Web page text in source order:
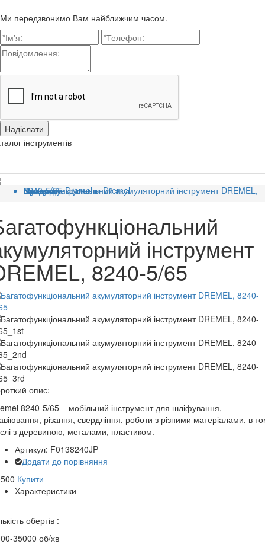
Ми передзвонимо Вам найближчим часом.
інструментів
Головна
Категорії
Продукція Dremel
Мульти інструменти Dremel
Багатофункціональний акумуляторний інструмент DREMEL, 8240-5/65
інструмент
8240-5/65
опис:
8240-5/65 – мобільний інструмент для шліфування,
різання, свердління, роботи з різними матеріалами, в
з деревиною, металами, пластиком.
Артикул: F0138240JP
Додати до порівняння
Купити
Характеристики
обертів :
35000 об/хв